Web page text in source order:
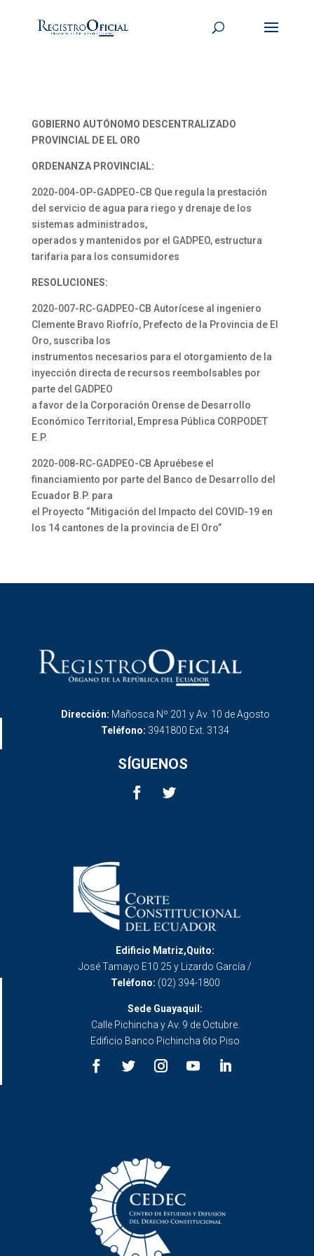
GOBIERNO AUTÓNOMO DESCENTRALIZADO
PROVINCIAL DE EL ORO
ORDENANZA PROVINCIAL:
2020-004-OP-GADPEO-CB Que regula la prestación
del servicio de agua para riego y drenaje de los
sistemas administrados,
operados y mantenidos por el GADPEO, estructura
tarifaria para los consumidores
RESOLUCIONES:
2020-007-RC-GADPEO-CB Autorícese al ingeniero
Clemente Bravo Riofrío, Prefecto de la Provincia de El
Oro, suscriba los
instrumentos necesarios para el otorgamiento de la
inyección directa de recursos reembolsables por
parte del GADPEO
a favor de la Corporación Orense de Desarrollo
Económico Territorial, Empresa Pública CORPODET
E.P.
2020-008-RC-GADPEO-CB Apruébese el
financiamiento por parte del Banco de Desarrollo del
Ecuador B.P. para
el Proyecto “Mitigación del Impacto del COVID-19 en
los 14 cantones de la provincia de El Oro”
Dirección: Mañosca Nº 201 y Av. 10 de Agosto
Teléfono: 3941800 Ext. 3134
SÍGUENOS
Edificio Matriz,Quito:
José Tamayo E10 25 y Lizardo García /
Teléfono: (02) 394-1800
Sede Guayaquil:
Calle Pichincha y Av. 9 de Octubre.
Edificio Banco Pichincha 6to Piso